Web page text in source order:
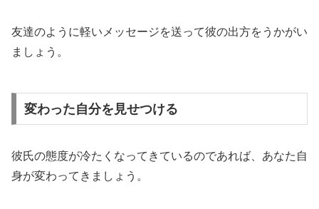
友達のように軽いメッセージを送って彼の出方をうかがい
ましょう。
変わった自分を見せつける
彼氏の態度が冷たくなってきているのであれば、あなた自
身が変わってきましょう。